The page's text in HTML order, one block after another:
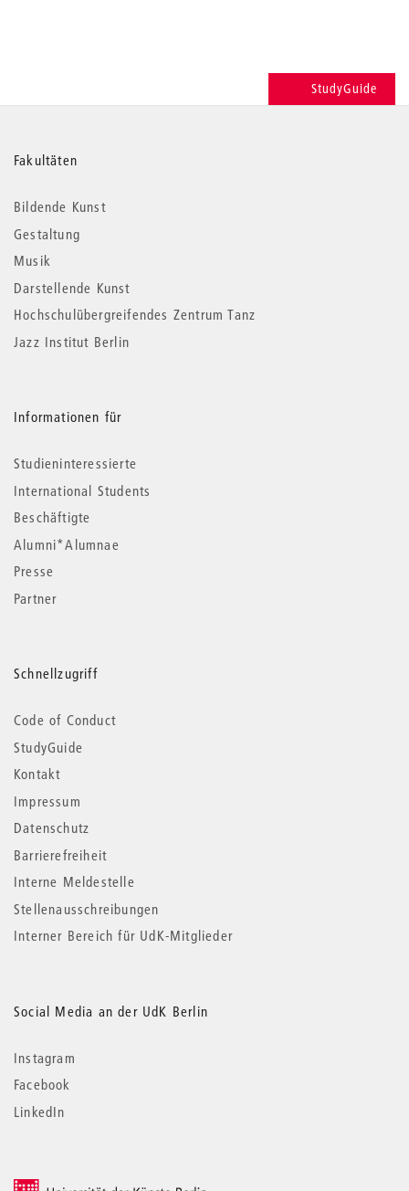
StudyGuide
Weitere
Informationen
Fakultäten
Bildende Kunst
Gestaltung
Musik
Darstellende Kunst
Hochschulübergreifendes Zentrum Tanz
Jazz Institut Berlin
Informationen für
Studieninteressierte
International Students
Beschäftigte
Alumni*Alumnae
Presse
Partner
Schnellzugriff
Code of Conduct
StudyGuide
Kontakt
Impressum
Datenschutz
Barrierefreiheit
Interne Meldestelle
Stellenausschreibungen
Interner Bereich für UdK-Mitglieder
Social Media an der UdK Berlin
Instagram
Facebook
LinkedIn
© 2026 Universität der Künste Berlin